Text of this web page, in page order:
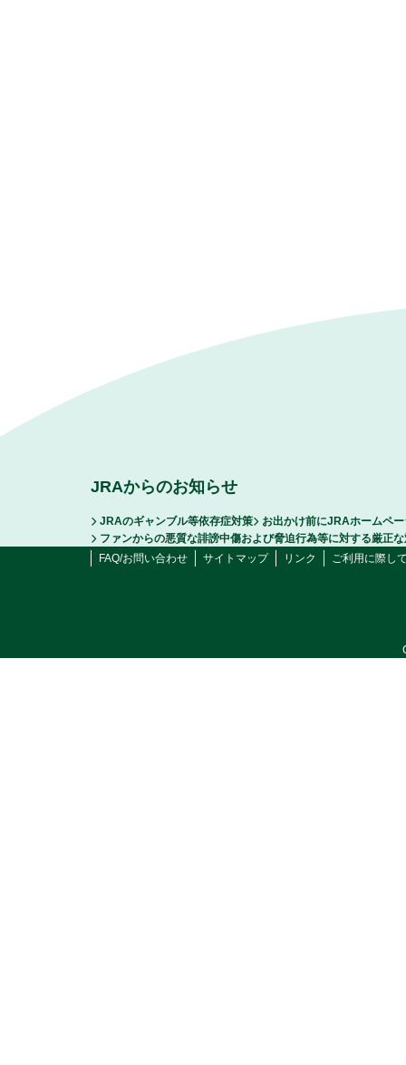
JRAからのお知らせ
JRAのギャンブル等依存症対策
お出かけ前にJRAホームペ
ファンからの悪質な誹謗中傷および脅迫行為等に対する厳正
FAQ/お問い合わせ
サイトマップ リンク ご利用に際し